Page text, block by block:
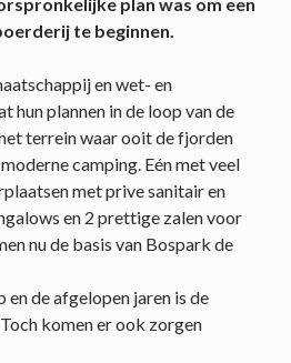
te beginnen.
en wet- en
hun plannen in de loop van de
terrein waar ooit de fjorden
camping. Eén met veel
met prive sanitair en
en 2 prettige zalen voor
nu de basis van Bospark de
de afgelopen jaren is de
komen er ook zorgen